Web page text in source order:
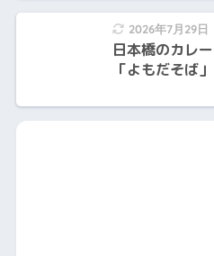
2026年7月29日
日本橋のカレ
「よもだそば